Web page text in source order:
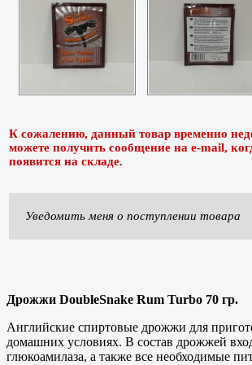
К сожалению, данный товар временно
можете получить сообщение на e-mail,
появится на складе.
Уведомить меня о поступлении товара
Дрожжи DoubleSnake Rum Turbo 70 гр.
Английские спиртовые дрожжи для
домашних условиях. В состав дрожжей
глюкоамилаза, а также все необходимые